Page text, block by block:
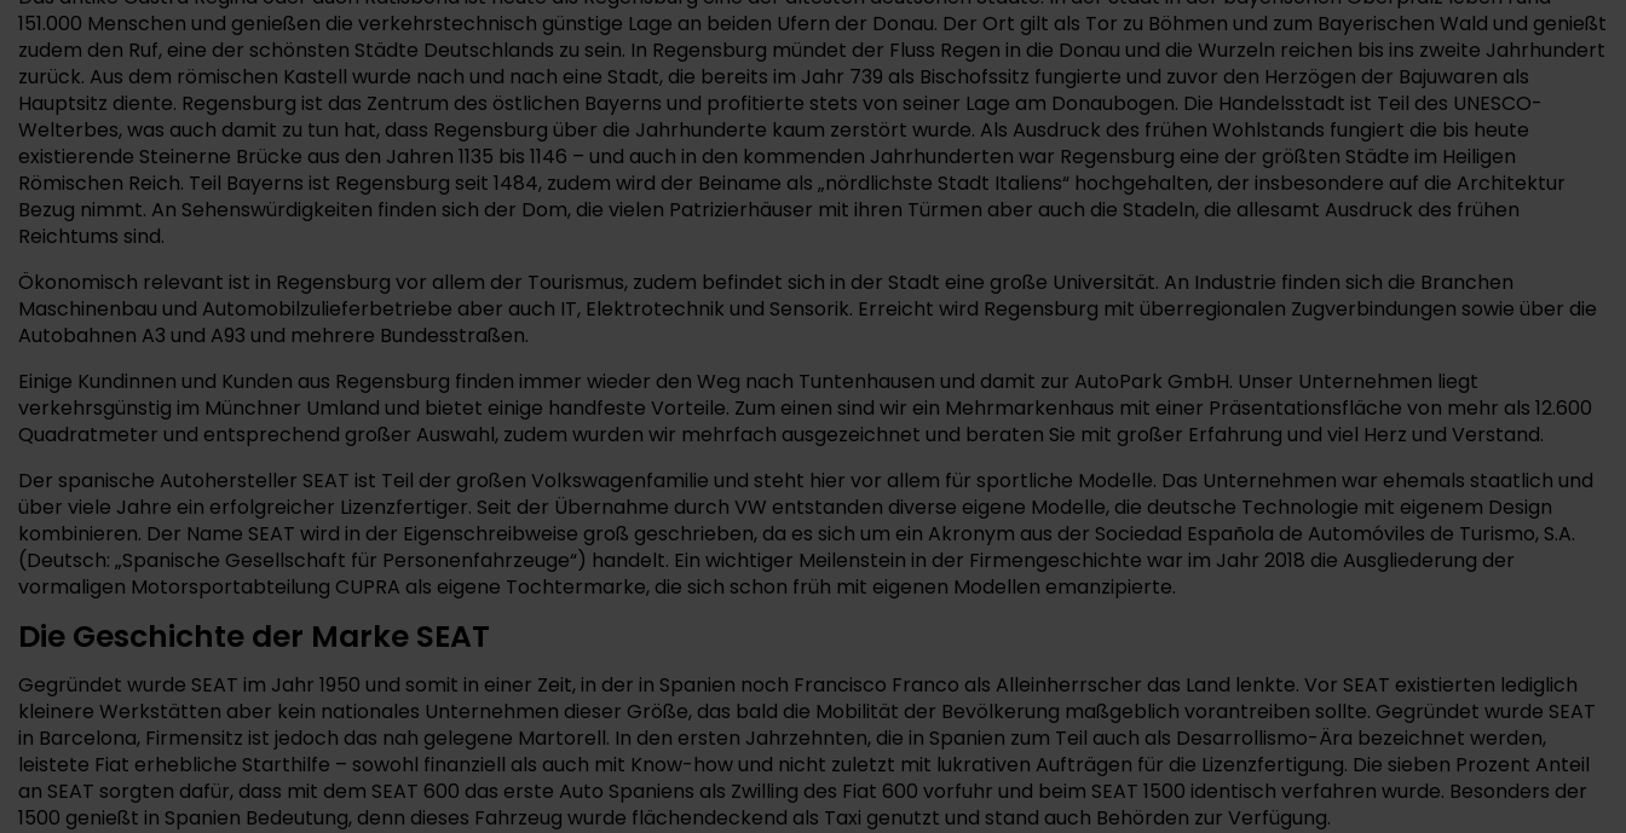
151.000 Menschen und genießen die verkehrstechnisch günstige Lage an beiden Ufern der Donau. Der Ort gilt als Tor zu Böhmen und zum Bayerischen Wald und genießt
zudem den Ruf, eine der schönsten Städte Deutschlands zu sein. In Regensburg mündet der Fluss Regen in die Donau und die Wurzeln reichen bis ins zweite Jahrhundert
zurück. Aus dem römischen Kastell wurde nach und nach eine Stadt, die bereits im Jahr 739 als Bischofssitz fungierte und zuvor den Herzögen der Bajuwaren als
Hauptsitz diente. Regensburg ist das Zentrum des östlichen Bayerns und profitierte stets von seiner Lage am Donaubogen. Die Handelsstadt ist Teil des UNESCO-
Welterbes, was auch damit zu tun hat, dass Regensburg über die Jahrhunderte kaum zerstört wurde. Als Ausdruck des frühen Wohlstands fungiert die bis heute
existierende Steinerne Brücke aus den Jahren 1135 bis 1146 – und auch in den kommenden Jahrhunderten war Regensburg eine der größten Städte im Heiligen
Römischen Reich. Teil Bayerns ist Regensburg seit 1484, zudem wird der Beiname als „nördlichste Stadt Italiens“ hochgehalten, der insbesondere auf die Architektur
Bezug nimmt. An Sehenswürdigkeiten finden sich der Dom, die vielen Patrizierhäuser mit ihren Türmen aber auch die Stadeln, die allesamt Ausdruck des frühen
Reichtums sind.
Ökonomisch relevant ist in Regensburg vor allem der Tourismus, zudem befindet sich in der Stadt eine große Universität. An Industrie finden sich die Branchen
Maschinenbau und Automobilzulieferbetriebe aber auch IT, Elektrotechnik und Sensorik. Erreicht wird Regensburg mit überregionalen Zugverbindungen sowie über die
Autobahnen A3 und A93 und mehrere Bundesstraßen.
Einige Kundinnen und Kunden aus Regensburg finden immer wieder den Weg nach Tuntenhausen und damit zur AutoPark GmbH. Unser Unternehmen liegt
verkehrsgünstig im Münchner Umland und bietet einige handfeste Vorteile. Zum einen sind wir ein Mehrmarkenhaus mit einer Präsentationsfläche von mehr als 12.600
Quadratmeter und entsprechend großer Auswahl, zudem wurden wir mehrfach ausgezeichnet und beraten Sie mit großer Erfahrung und viel Herz und Verstand.
Der spanische Autohersteller SEAT ist Teil der großen Volkswagenfamilie und steht hier vor allem für sportliche Modelle. Das Unternehmen war ehemals staatlich und
über viele Jahre ein erfolgreicher Lizenzfertiger. Seit der Übernahme durch VW entstanden diverse eigene Modelle, die deutsche Technologie mit eigenem Design
kombinieren. Der Name SEAT wird in der Eigenschreibweise groß geschrieben, da es sich um ein Akronym aus der Sociedad Española de Automóviles de Turismo, S.A.
(Deutsch: „Spanische Gesellschaft für Personenfahrzeuge“) handelt. Ein wichtiger Meilenstein in der Firmengeschichte war im Jahr 2018 die Ausgliederung der
vormaligen Motorsportabteilung CUPRA als eigene Tochtermarke, die sich schon früh mit eigenen Modellen emanzipierte.
Die Geschichte der Marke SEAT
Gegründet wurde SEAT im Jahr 1950 und somit in einer Zeit, in der in Spanien noch Francisco Franco als Alleinherrscher das Land lenkte. Vor SEAT existierten lediglich
kleinere Werkstätten aber kein nationales Unternehmen dieser Größe, das bald die Mobilität der Bevölkerung maßgeblich vorantreiben sollte. Gegründet wurde SEAT
in Barcelona, Firmensitz ist jedoch das nah gelegene Martorell. In den ersten Jahrzehnten, die in Spanien zum Teil auch als Desarrollismo-Ära bezeichnet werden,
leistete Fiat erhebliche Starthilfe – sowohl finanziell als auch mit Know-how und nicht zuletzt mit lukrativen Aufträgen für die Lizenzfertigung. Die sieben Prozent Anteil
an SEAT sorgten dafür, dass mit dem SEAT 600 das erste Auto Spaniens als Zwilling des Fiat 600 vorfuhr und beim SEAT 1500 identisch verfahren wurde. Besonders der
1500 genießt in Spanien Bedeutung, denn dieses Fahrzeug wurde flächendeckend als Taxi genutzt und stand auch Behörden zur Verfügung.